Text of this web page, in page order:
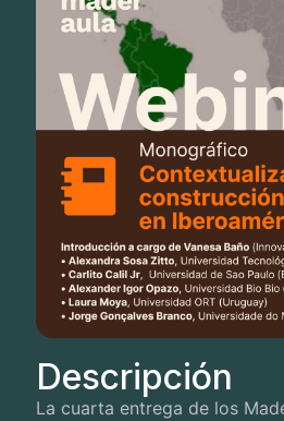
Descripción
La cuarta entrega de los